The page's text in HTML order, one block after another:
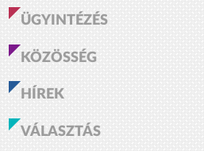
ÜGYINTÉZÉS
KÖZÖSSÉG
HÍREK
VÁLASZTÁS